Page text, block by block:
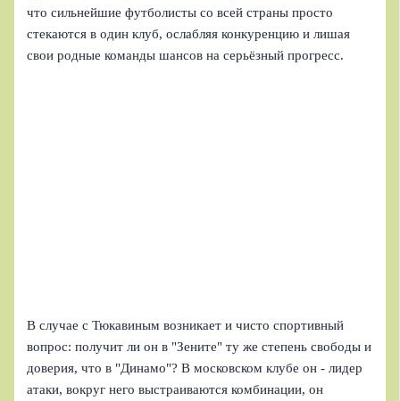
что сильнейшие футболисты со всей страны просто
стекаются в один клуб, ослабляя конкуренцию и лишая
свои родные команды шансов на серьёзный прогресс.
В случае с Тюкавиным возникает и чисто спортивный
вопрос: получит ли он в "Зените" ту же степень свободы и
доверия, что в "Динамо"? В московском клубе он - лидер
атаки, вокруг него выстраиваются комбинации, он